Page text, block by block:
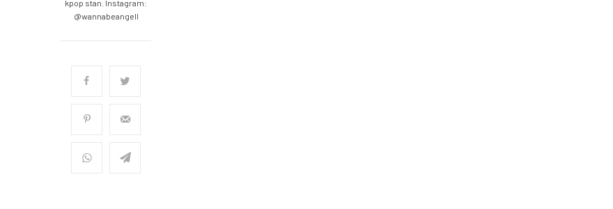
kpop stan. Instagram:
@wannabeangell